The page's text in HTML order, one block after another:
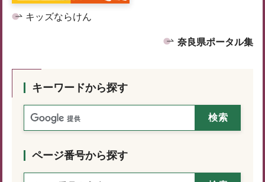
キッズならけん
奈良県ポータル集
キーワードから探す
ページ番号から探す